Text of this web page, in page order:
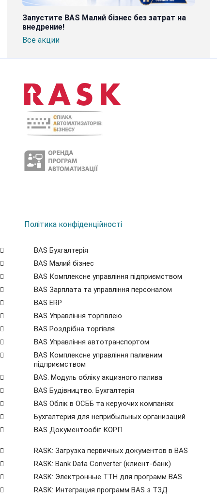
Запустите BAS Малий бізнес без затрат на
внедрение!
Все акции
Політика конфіденційності
BAS Бухгалтерія
BAS Малий бізнес
BAS Комплексне управління підприємством
BAS Зарплата та управління персоналом
BAS ERP
BAS Управління торгівлею
BAS Роздрібна торгівля
BAS Управління автотранспортом
BAS Комплексне управління паливним
підприємством
BAS. Модуль обліку акцизного палива
BAS Будівництво. Бухгалтерія
BAS Облік в ОСББ та керуючих компаніях
Бухгалтерия для неприбыльных организаций
BAS Документообіг КОРП
RASK: Загрузка первичных документов в BAS
RASK: Bank Data Сonverter (клиент-банк)
RASK: Электронные ТТН для программ BAS
RASK: Интеграция программ BAS з ТЗД